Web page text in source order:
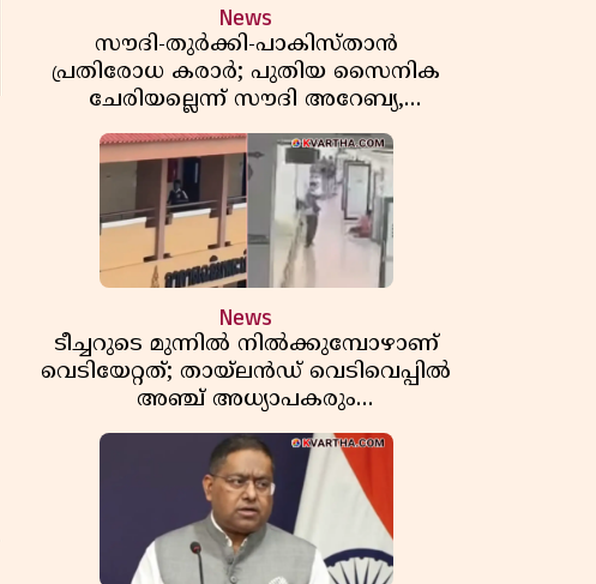
News
സൗദി-തുർക്കി-പാകിസ്താൻ
പ്രതിരോധ കരാർ; പുതിയ സൈനിക
ചേരിയല്ലെന്ന് സൗദി അറേബ്യ,
വിമർശനവുമായി ഇറാൻ
News
ടീച്ചറുടെ മുന്നിൽ നിൽക്കുമ്പോഴാണ്
വെടിയേറ്റത്; തായ്‌ലൻഡ് വെടിവെപ്പിൽ
അഞ്ച് അധ്യാപകരും
മുത്തശ്ശീമുത്തശ്ശന്മാരും കൊല്ലപ്പെട്ടു,
മരണസംഖ്യ 7; ഞെട്ടിക്കുന്ന
വെളിപ്പെടുത്തലുകൾ